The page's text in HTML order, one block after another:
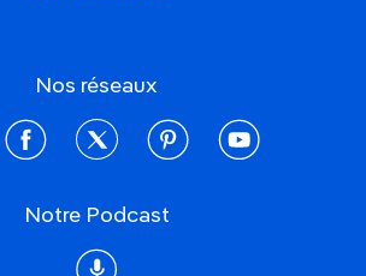
Nos réseaux
facebooktwitter pinterestyoutube
Notre Podcast
Podcast